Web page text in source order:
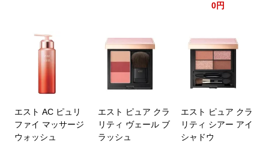
0円
エスト AC ピュリ
ファイ マッサージ
ウォッシュ
エスト ピュア クラ
リティ ヴェール ブ
ラッシュ
エスト ピュア クラ
リティ シアー アイ
シャドウ